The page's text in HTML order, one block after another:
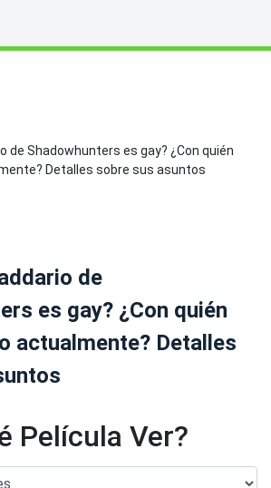
de
es gay? ¿Con quién
actualmente? Detalles
Película Ver?